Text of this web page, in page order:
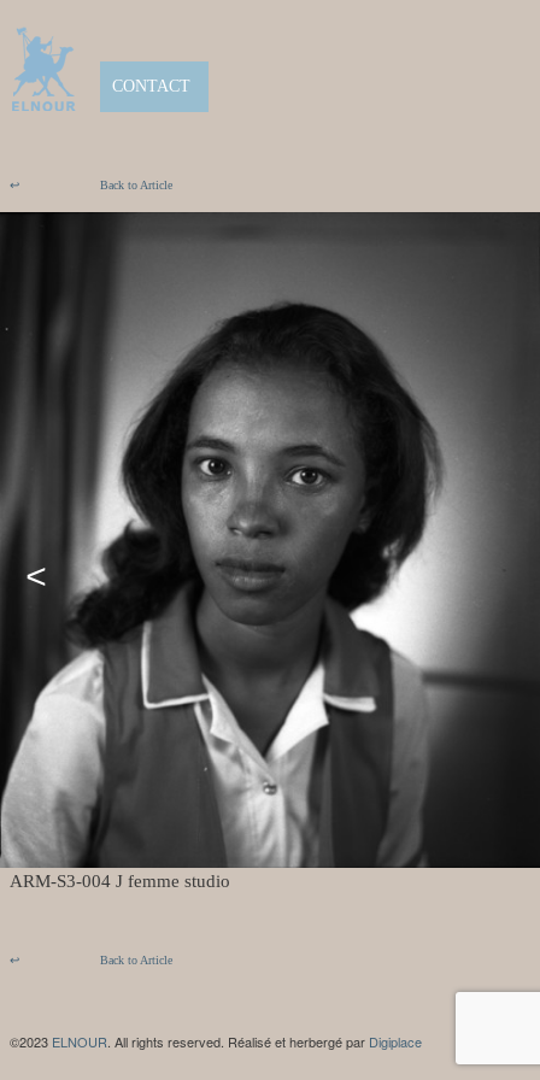
CONTACT
↩ Back to Article
<
ARM-S3-004 J femme studio
↩ Back to Article
©2023 ELNOUR . All rights reserved. Réalisé et herbergé par Digiplace